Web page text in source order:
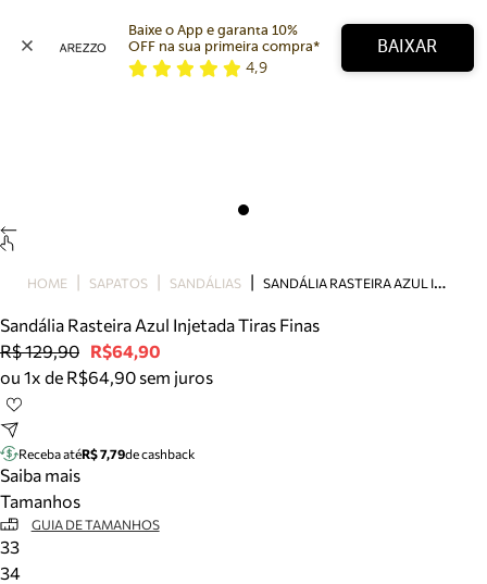
Bolsa
Tamanco
Tênis
Mule
Tire dúvidas sobre pedidos, devoluções e mais.
Meus pedidos
Acompanhe seus pedidos e solicite devoluções.
Baixe o App e garanta 10%
OFF na sua primeira compra*
4,9
BAIXAR
HOME SAPATOS SANDÁLIAS S
ANDÁLIA RASTEIRA AZUL INJETADA TIRAS FINAS
Sandália Rasteira Azul Injetada Tiras Finas
R$ 129,90 R$64,90
ou 1x de R$64,90 sem juros
Receba atéR$ 7,79de cashback
Saiba mais
Tamanhos
GUIA DE TAMANHOS
33
34